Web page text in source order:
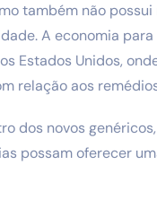
também não
A economia
Estados Unidos,
relação aos
dos novos
possam oferecer